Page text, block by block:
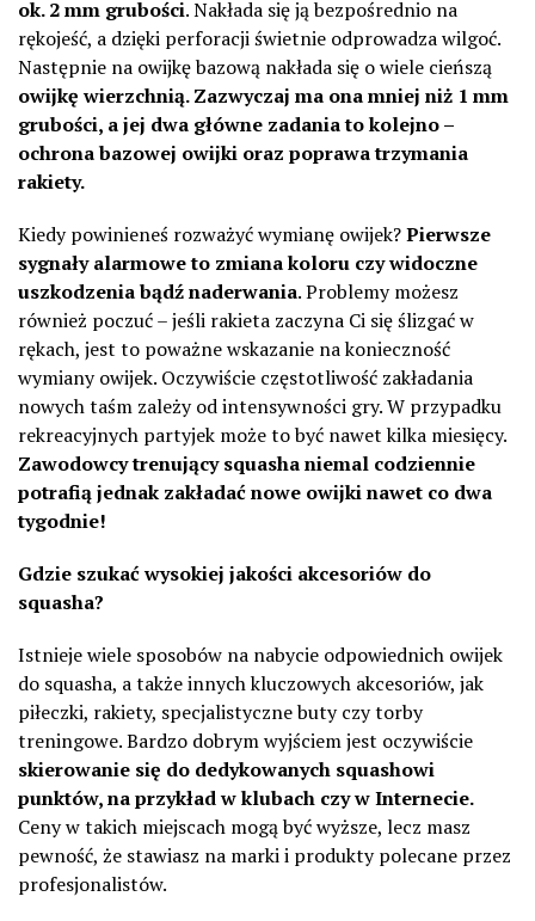
ok. 2 mm grubości. Nakłada się ją bezpośrednio na
rękojeść, a dzięki perforacji świetnie odprowadza wilgoć.
Następnie na owijkę bazową nakłada się o wiele cieńszą
owijkę wierzchnią. Zazwyczaj ma ona mniej niż 1 mm
grubości, a jej dwa główne zadania to kolejno –
ochrona bazowej owijki oraz poprawa trzymania
rakiety.
Kiedy powinieneś rozważyć wymianę owijek?Pierwsze
sygnały alarmowe to zmiana koloru czy widoczne
uszkodzenia bądź naderwania. Problemy możesz
również poczuć – jeśli rakieta zaczyna Ci się ślizgać w
rękach, jest to poważne wskazanie na konieczność
wymiany owijek. Oczywiście częstotliwość zakładania
nowych taśm zależy od intensywności gry. W przypadku
rekreacyjnych partyjek może to być nawet kilka miesięcy.
Zawodowcy trenujący squasha niemal codziennie
potrafią jednak zakładać nowe owijki nawet co dwa
tygodnie!
Gdzie szukać wysokiej jakości akcesoriów do
squasha?
Istnieje wiele sposobów na nabycie odpowiednich owijek
do squasha, a także innych kluczowych akcesoriów, jak
piłeczki, rakiety, specjalistyczne buty czy torby
treningowe. Bardzo dobrym wyjściem jest oczywiście
skierowanie się do dedykowanych squashowi
punktów, na przykład w klubach czy w Internecie.
Ceny w takich miejscach mogą być wyższe, lecz masz
pewność, że stawiasz na marki i produkty polecane przez
profesjonalistów.